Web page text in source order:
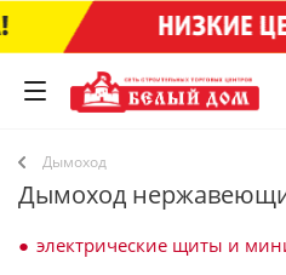
Дымоход
Дымоход
электрические щиты и